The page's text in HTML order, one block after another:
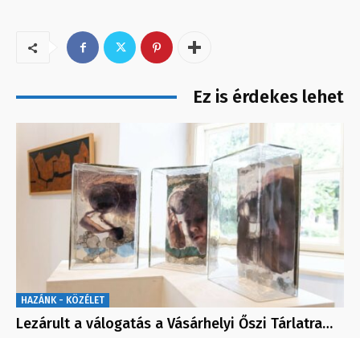
Ez is érdekes lehet
HAZÁNK - KÖZÉLET
Lezárult a válogatás a Vásárhelyi Őszi Tárlatra…